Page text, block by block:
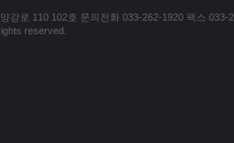
강로 110 102호 문의전화 033-262-1920 팩스 033-
reserved.